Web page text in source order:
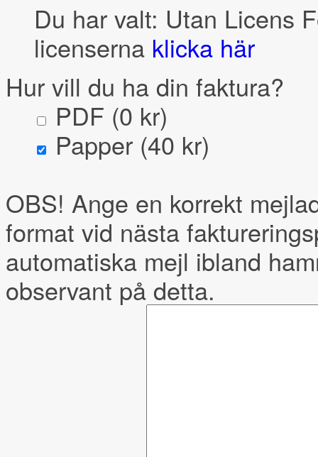
Du har valt: Utan Licens
licenserna klicka här
Hur vill du ha din faktura?
PDF (0 kr)
Papper (40 kr)
OBS! Ange en korrekt
format vid nästa
automatiska mejl ibland
observant på detta.